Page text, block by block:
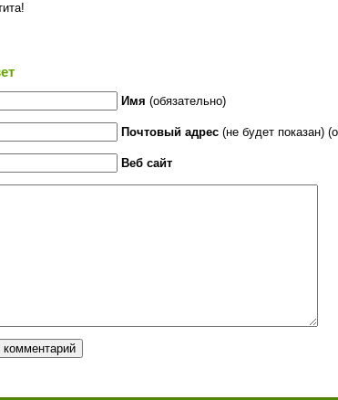
Имя (обязательно)
Почтовый адрес (не будет показан)
Веб сайт